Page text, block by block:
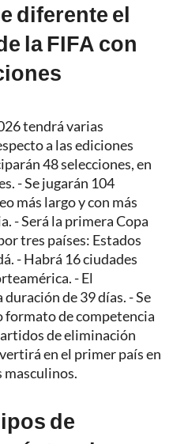
diferente el
la FIFA con
tendrá varias
a las ediciones
48 selecciones, en
- Se jugarán 104
más largo y con más
- Será la primera Copa
tres países: Estados
- Habrá 16 ciudades
- El
de 39 días. - Se
de competencia
de eliminación
en el primer país en
de